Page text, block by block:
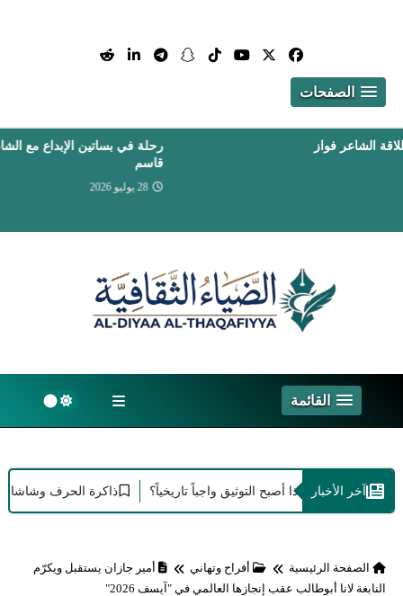
الصفحات
رحلة في بساتين الإبداع مع الشاعر الغنائي الكبير مصبح
القائمة
آخر الأخبار
الإبداع: لماذا أصبح التوثيق واجباً تاريخياً؟ ذاكرة الحرف وشاشات العصر:
الصفحة الرئيسية أفراح وتهاني
أمير جازان يستقبل ويكرّم
النابغة لانا أبوطالب عقب إنجازها العالمي في "آيسف 2026"